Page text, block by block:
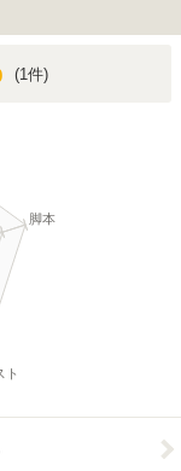
(1件)
脚本
ト